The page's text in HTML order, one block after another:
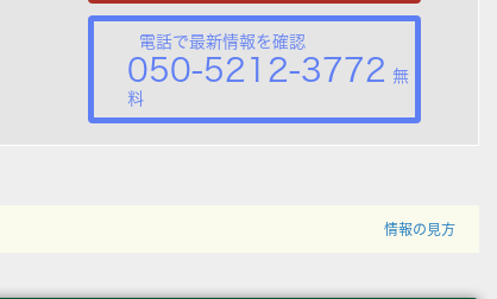
電話で最新情報を確認
050-5212-3772 無
料
情報の見方